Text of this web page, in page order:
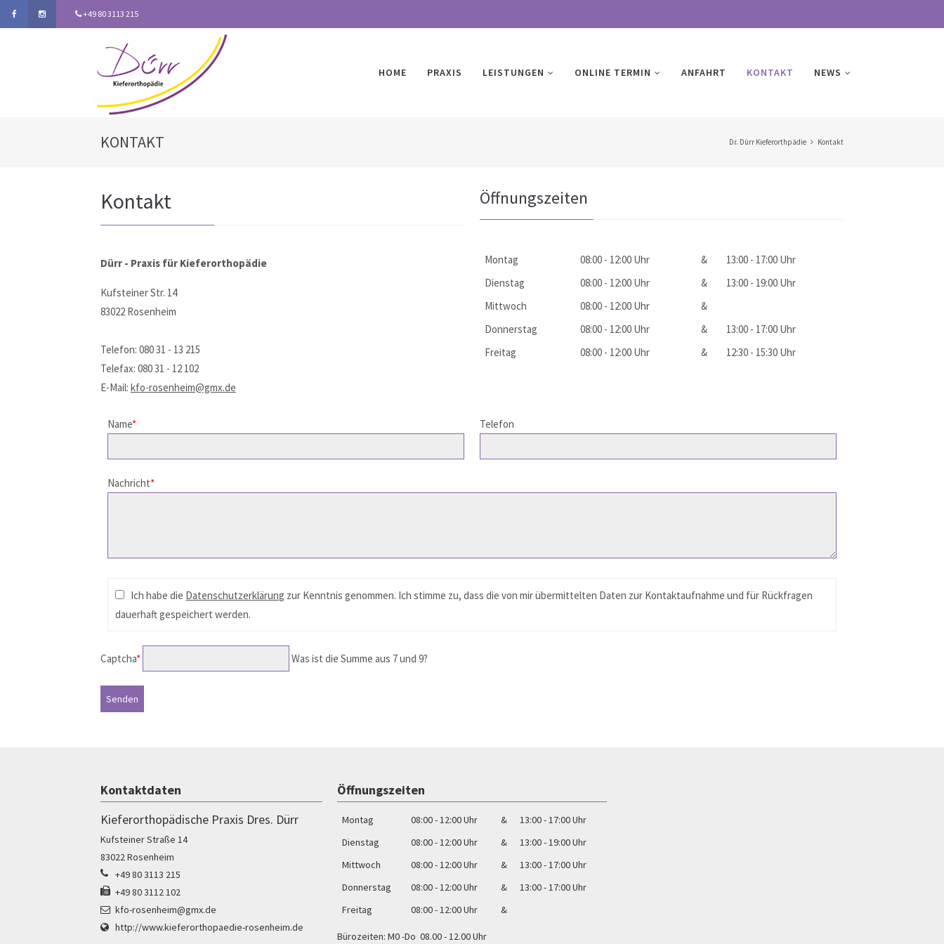
+49 80 3113 215
HOME PRAXIS LEISTUNGEN ONLINE TERMIN ANFAHRT KONTAKT NEWS
KONTAKT Dr. Dürr Kieferorthpädie Kontakt
Kontakt
Dürr - Praxis für Kieferorthopädie
Kufsteiner Str. 14
83022 Rosenheim
Telefon: 080 31 - 13 215
Telefax: 080 31 - 12 102
E-Mail: kfo-rosenheim@gmx.de
Öffnungszeiten
Montag 08:00 - 12:00 Uhr &
13:00 - 17:00 Uhr
Dienstag
08:00 - 12:00 Uhr &
13:00 - 19:00 Uhr
Mittwoch
08:00 - 12:00 Uhr
&
Donnerstag
08:00 - 12:00 Uhr &
13:00 - 17:00 Uhr
Freitag
08:00 - 12:00 Uhr & 12:30 - 15:30 Uhr
Name* Telefon
Nachricht*
Ich habe die Datenschutzerklärung zur Kenntnis genommen. Ich stimme zu, dass die von mir übermittelten Daten zur Kontaktaufnahme und für Rückfragen
dauerhaft gespeichert werden.
Captcha* Was ist die Summe aus 7 und 9?
Kontaktdaten
Kieferorthopädische Praxis Dres. Dürr
Kufsteiner Straße 14
83022Rosenheim
+49 80 3113 215
+49 80 3112 102
kfo-rosenheim@gmx.de
http://www.kieferorthopaedie-rosenheim.de
Öffnungszeiten
Montag 08:00 - 12:00 Uhr &
13:00 - 17:00 Uhr
Dienstag
08:00 - 12:00 Uhr &
13:00 - 19:00 Uhr
Mittwoch
08:00 - 12:00 Uhr &
13:00 - 17:00 Uhr
Donnerstag
08:00 - 12:00 Uhr &
13:00 - 17:00 Uhr
Freitag
08:00 - 12:00 Uhr &
Bürozeiten: M0 -Do 08.00 - 12.00 Uhr